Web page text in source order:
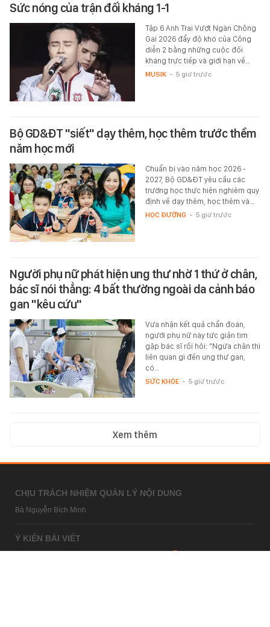
Sức nóng của trận đối kháng 1-1
Tập 6 Anh Trai Vượt Ngàn Chông
Gai 2026 đẩy độ khó của Công
diễn 2 bằng những cuộc đối
kháng trực tiếp và giới hạn về…
MUSIK - 5 giờ trước
Bộ GD&ĐT "siết" dạy thêm, học thêm trước thềm
năm học mới
Chuẩn bị vào năm học 2026 -
2027, Bộ GD&ĐT yêu cầu các
trường học thực hiện nghiêm quy
định về dạy thêm, học thêm và…
HỌC ĐƯỜNG - 5 giờ trước
Người phụ nữ phát hiện ung thư nhờ 1 thứ ở chân,
bác sĩ nói thẳng: 4 bất thường ngoài da cảnh báo
gan "kêu cứu"
Vừa nhận kết quả chẩn đoán,
người phụ nữ này tức giận tìm
gặp bác sĩ rồi hỏi: "Ngứa chân thì
liên quan gì đến ung thư gan,
có…
SỨC KHỎE - 5 giờ trước
Xem thêm
CHỊU TRÁCH NHIỆM QUẢN LÝ NỘI DUNG
Bà Nguyễn Bích Minh
Ý KIẾN BÀI VIẾT